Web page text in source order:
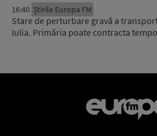
16:40 Știrile Europa FM
Stare de perturbare gravă a
Iulia. Primăria poate contracta